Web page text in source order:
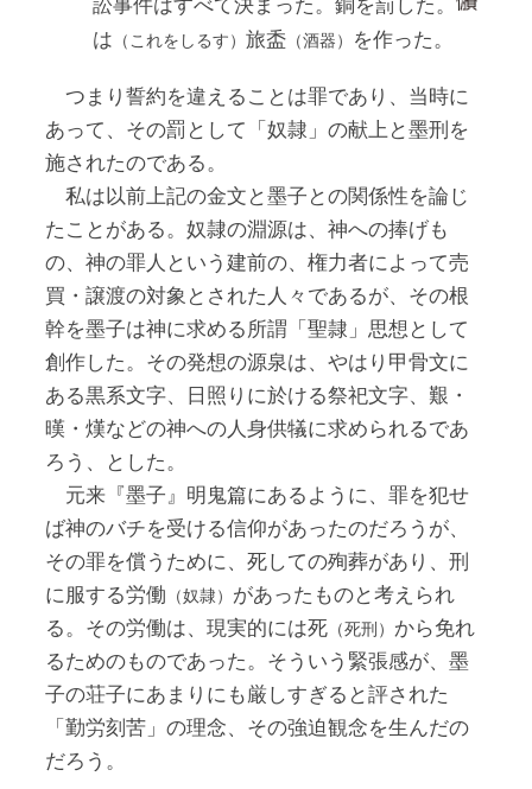
は （これをしるす） 旅盉 （酒器） を作った。
つまり誓約を違えることは罪であり、当時に
あって、その罰として「奴隷」の献上と墨刑を
施されたのである。
私は以前上記の金文と墨子との関係性を論じ
たことがある。奴隷の淵源は、神への捧げも
の、神の罪人という建前の、権力者によって売
買・譲渡の対象とされた人々であるが、その根
幹を墨子は神に求める所謂「聖隷」思想として
創作した。その発想の源泉は、やはり甲骨文に
ある黒系文字、日照りに於ける祭祀文字、艱・
暵・熯などの神への人身供犠に求められるであ
ろう、とした。
元来『墨子』明鬼篇にあるように、罪を犯せ
ば神のバチを受ける信仰があったのだろうが、
その罪を償うために、死しての殉葬があり、刑
に服する労働 （奴隷） があったものと考えられ
る。その労働は、現実的には死 （死刑） から免れ
るためのものであった。そういう緊張感が、墨
子の荘子にあまりにも厳しすぎると評された
「勤労刻苦」の理念、その強迫観念を生んだの
だろう。